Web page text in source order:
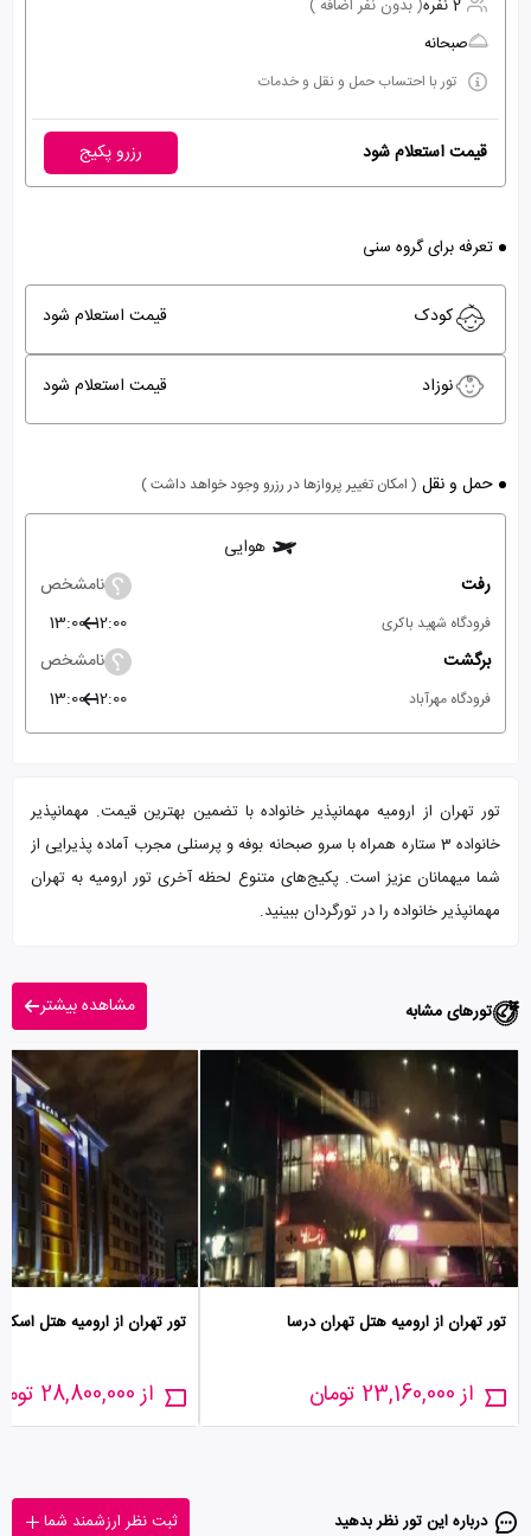
2 نفره
( بدون نفر اضافه )
صبحانه
تور با احتساب حمل و نقل و خدمات
قیمت استعلام شود رزرو پکیج
تعرفه برای گروه سنی
کودک قیمت استعلام شود
نوزاد قیمت استعلام شود
حمل و نقل ( امکان تغییر پروازها در رزرو وجود خواهد داشت )
هوایی
رفت
نامشخص
فرودگاه شهید باکری 12:00
13:00
برگشت
نامشخص
فرودگاه مهرآباد 12:00
13:00
تور تهران از ارومیه مهمانپذیر خانواده با تضمین بهترین قیمت. مهمانپذیر
خانواده 3 ستاره همراه با سرو صبحانه بوفه و پرسنلی مجرب آماده پذیرایی از
شما میهمانان عزیز است. پکیج‌های متنوع لحظه آخری تور ارومیه به تهران
مهمانپذیر خانواده را در تورگردان ببینید.
تورهای مشابه مشاهده بیشتر
تور تهران از ارومیه هتل تهران درسا
از 23,160,000 تومان
تور تهران از ارومیه هتل
از 28,800,000 تومان
درباره این تور‌ نظر بدهید ثبت نظر ارزشمند شما